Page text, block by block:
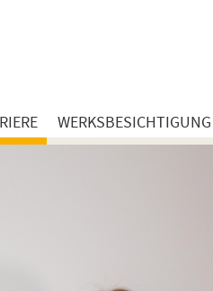
WERKSBESICHTIGUNG